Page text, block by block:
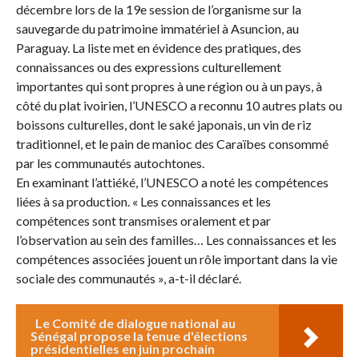
décembre lors de la 19e session de l’organisme sur la
sauvegarde du patrimoine immatériel à Asuncion, au
Paraguay. La liste met en évidence des pratiques, des
connaissances ou des expressions culturellement
importantes qui sont propres à une région ou à un pays, à
côté du plat ivoirien, l’UNESCO a reconnu 10 autres plats ou
boissons culturelles, dont le saké japonais, un vin de riz
traditionnel, et le pain de manioc des Caraïbes consommé
par les communautés autochtones.
En examinant l’attiéké, l’UNESCO a noté les compétences
liées à sa production. « Les connaissances et les
compétences sont transmises oralement et par
l’observation au sein des familles… Les connaissances et les
compétences associées jouent un rôle important dans la vie
sociale des communautés », a-t-il déclaré.
Le Comité de dialogue national au
Sénégal propose la tenue d'élections
présidentielles en juin prochain